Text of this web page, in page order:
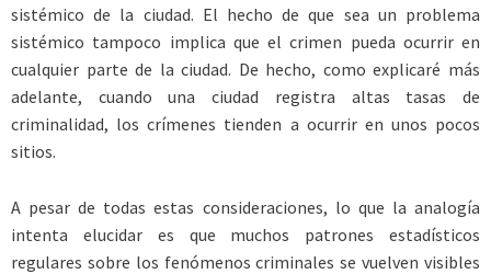
sistémico de la ciudad. El hecho de que sea un problema
sistémico tampoco implica que el crimen pueda ocurrir en
cualquier parte de la ciudad. De hecho, como explicaré más
adelante, cuando una ciudad registra altas tasas de
criminalidad, los crímenes tienden a ocurrir en unos pocos
sitios.
A pesar de todas estas consideraciones, lo que la analogía
intenta elucidar es que muchos patrones estadísticos
regulares sobre los fenómenos criminales se vuelven visibles